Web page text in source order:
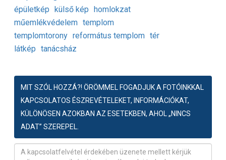
épületkép külső kép homlokzat
műemlékvédelem templom
templomtorony református templom tér
látkép tanácsház
MIT SZÓL HOZZÁ?! ÖRÖMMEL FOGADJUK A FOTÓINKKAL
KAPCSOLATOS ÉSZREVÉTELEKET, INFORMÁCIÓKAT,
KÜLÖNÖSEN AZOKBAN AZ ESETEKBEN, AHOL „NINCS
ADAT” SZEREPEL.